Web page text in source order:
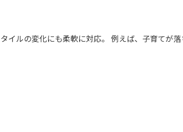
イルの変化にも柔軟に対応。 例えば、子育てが